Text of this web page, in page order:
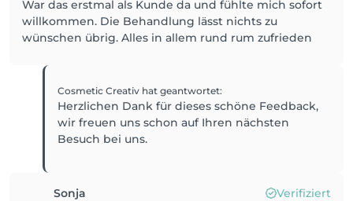
War das erstmal als Kunde da und fühlte mich sofort
willkommen. Die Behandlung lässt nichts zu
wünschen übrig. Alles in allem rund rum zufrieden
Cosmetic Creativ hat geantwortet:
Herzlichen Dank für dieses schöne Feedback,
wir freuen uns schon auf Ihren nächsten
Besuch bei uns.
Sonja Verifiziert